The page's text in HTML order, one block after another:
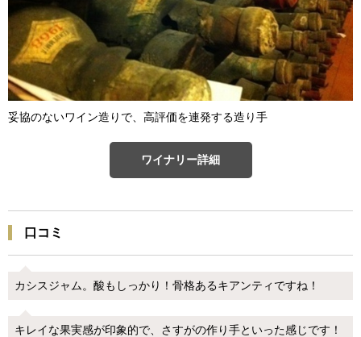
妥協のないワイン造りで、高評価を連発する造り手
ワイナリー詳細
口コミ
カシスジャム。酸もしっかり！骨格あるキアンティですね！
キレイな果実感が印象的で、さすがの作り手といった感じです！